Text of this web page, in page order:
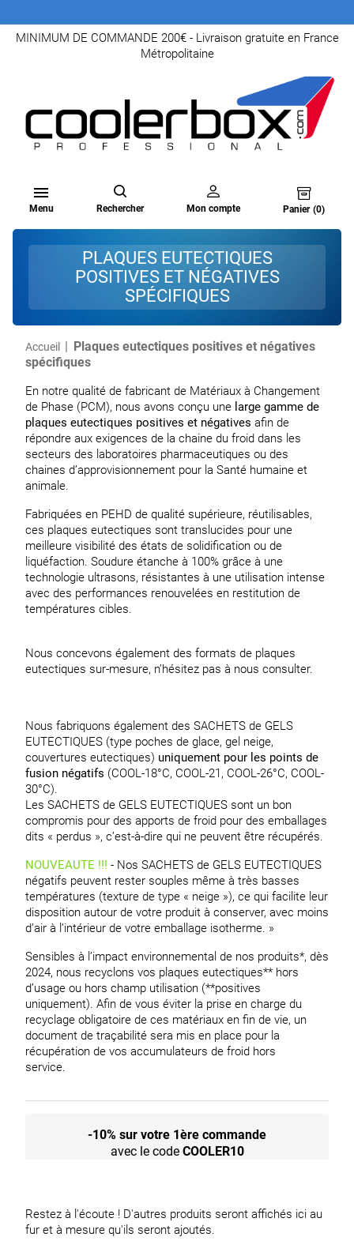
MINIMUM DE COMMANDE 200€ - Livraison gratuite en France
Métropolitaine

Menu Rechercher Mon compte Panier (0)
PLAQUES EUTECTIQUES
POSITIVES ET NÉGATIVES
SPÉCIFIQUES
Accueil
Plaques eutectiques positives et négatives
spécifiques
En notre qualité de fabricant de Matériaux à Changement
de Phase (PCM), nous avons conçu une large gamme de
plaques eutectiques positives et négatives afin de
répondre aux exigences de la chaine du froid dans les
secteurs des laboratoires pharmaceutiques ou des
chaines d’approvisionnement pour la Santé humaine et
animale.
Fabriquées en PEHD de qualité supérieure, réutilisables,
ces plaques eutectiques sont translucides pour une
meilleure visibilité des états de solidification ou de
liquéfaction. Soudure étanche à 100% grâce à une
technologie ultrasons, résistantes à une utilisation intense
avec des performances renouvelées en restitution de
températures cibles.
Nous concevons également des formats de plaques
eutectiques sur-mesure, n’hésitez pas à nous consulter.
Nous fabriquons également des SACHETS de GELS
EUTECTIQUES (type poches de glace, gel neige,
couvertures eutectiques) uniquement pour les points de
fusion négatifs (COOL-18°C, COOL-21, COOL-26°C, COOL-
30°C).
Les SACHETS de GELS EUTECTIQUES sont un bon
compromis pour des apports de froid pour des emballages
dits « perdus », c’est-à-dire qui ne peuvent être récupérés.
NOUVEAUTE !!! - Nos SACHETS de GELS EUTECTIQUES
négatifs peuvent rester souples même à très basses
températures (texture de type « neige »), ce qui facilite leur
disposition autour de votre produit à conserver, avec moins
d’air à l’intérieur de votre emballage isotherme. »
Sensibles à l’impact environnemental de nos produits*, dès
2024, nous recyclons vos plaques eutectiques** hors
d’usage ou hors champ utilisation (**positives
uniquement). Afin de vous éviter la prise en charge du
recyclage obligatoire de ces matériaux en fin de vie, un
document de traçabilité sera mis en place pour la
récupération de vos accumulateurs de froid hors
service.
-10% sur votre 1ère commande
avec le code COOLER10
Restez à l'écoute ! D'autres produits seront affichés ici au
fur et à mesure qu'ils seront ajoutés.